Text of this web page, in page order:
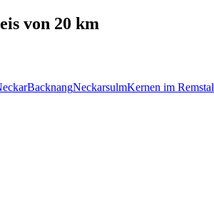
von 20 km
BacknangNeckarsulmKernen im Remstal